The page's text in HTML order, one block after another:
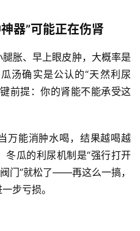
器”可能正在伤肾
胀、早上眼皮肿，大概率是
汤确实是公认的“天然利尿
前提：你的肾能不能承受这
万能消肿水喝，结果越喝越
冬瓜的利尿机制是“强行打开
门”就松了——再这么一搞，
步亏损。